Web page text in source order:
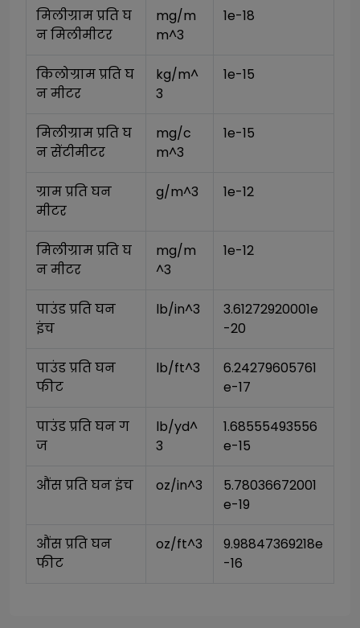
मिलीग्राम प्रति घ
न मिलीमीटर
mg/m
m^3
1e-18
किलोग्राम प्रति घ
न मीटर
kg/m^
3
1e-15
मिलीग्राम प्रति घ
न सेंटीमीटर
mg/c
m^3
1e-15
ग्राम प्रति घन
मीटर
g/m^3 1e-12
मिलीग्राम प्रति घ
न मीटर
mg/m
^3
1e-12
पाउंड प्रति घन
इंच
lb/in^3
3.61272920001e
-20
पाउंड प्रति घन
फीट
lb/ft^3
6.24279605761
e-17
पाउंड प्रति घन ग
ज
lb/yd^
3
1.68555493556
e-15
औंस प्रति घन इंच oz/in^3
5.78036672001
e-19
औंस प्रति घन
फीट
oz/ft^3
9.98847369218e
-16